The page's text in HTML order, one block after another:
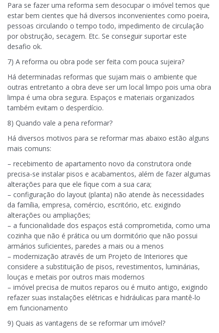
Para se fazer uma reforma sem desocupar o imóvel temos que
estar bem cientes que há diversos inconvenientes como poeira,
pessoas circulando o tempo todo, impedimento de circulação
por obstrução, secagem. Etc. Se conseguir suportar este
desafio ok.
7) A reforma ou obra pode ser feita com pouca sujeira?
Há determinadas reformas que sujam mais o ambiente que
outras entretanto a obra deve ser um local limpo pois uma obra
limpa é uma obra segura. Espaços e materiais organizados
também evitam o desperdício.
8) Quando vale a pena reformar?
Há diversos motivos para se reformar mas abaixo estão alguns
mais comuns:
– recebimento de apartamento novo da construtora onde
precisa-se instalar pisos e acabamentos, além de fazer algumas
alterações para que ele fique com a sua cara;
– configuração do layout (planta) não atende às necessidades
da família, empresa, comércio, escritório, etc. exigindo
alterações ou ampliações;
– a funcionalidade dos espaços está comprometida, como uma
cozinha que não é prática ou um dormitório que não possui
armários suficientes, paredes a mais ou a menos
– modernização através de um Projeto de Interiores que
considere a substituição de pisos, revestimentos, luminárias,
louças e metais por outros mais modernos
– imóvel precisa de muitos reparos ou é muito antigo, exigindo
refazer suas instalações elétricas e hidráulicas para mantê-lo
em funcionamento
9) Quais as vantagens de se reformar um imóvel?